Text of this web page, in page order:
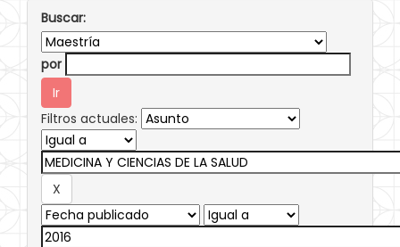
Buscar:
por
Filtros actuales: